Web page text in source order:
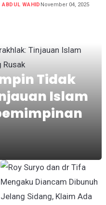
ABDUL WAHID November 04, 2025
Tidak
Islam